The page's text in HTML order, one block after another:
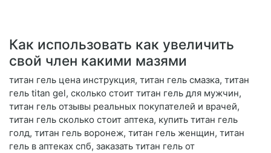
Как использовать как увеличить
свой член какими мазями
титан гель цена инструкция, титан гель смазка, титан
гель titan gel, сколько стоит титан гель для мужчин,
титан гель отзывы реальных покупателей и врачей,
титан гель сколько стоит аптека, купить титан гель
голд, титан гель воронеж, титан гель женщин, титан
гель в аптеках спб, заказать титан гель от